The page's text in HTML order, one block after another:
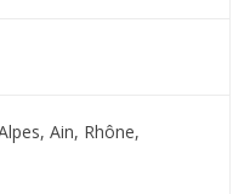
Ain, Rhône,